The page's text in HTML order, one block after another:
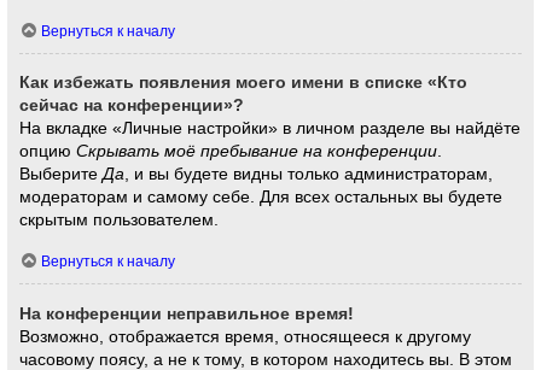
Вернуться к началу
Как избежать появления моего имени в списке «Кто
сейчас на конференции»?
На вкладке «Личные настройки» в личном разделе вы найдёте
опциюСкрывать моё пребывание на конференции.
ВыберитеДа, и вы будете видны только администраторам,
модераторам и самому себе. Для всех остальных вы будете
скрытым пользователем.
Вернуться к началу
На конференции неправильное время!
Возможно, отображается время, относящееся к другому
часовому поясу, а не к тому, в котором находитесь вы. В этом